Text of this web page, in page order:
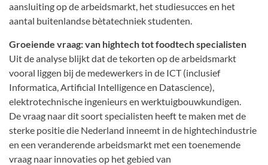
aansluiting op de arbeidsmarkt, het studiesucces en het
aantal buitenlandse bètatechniek studenten.
Groeiende vraag: van hightech tot foodtech specialisten
Uit de analyse blijkt dat de tekorten op de arbeidsmarkt
vooral liggen bij de medewerkers in de ICT (inclusief
Informatica, Artificial Intelligence en Datascience),
elektrotechnische ingenieurs en werktuigbouwkundigen.
De vraag naar dit soort specialisten heeft te maken met de
sterke positie die Nederland inneemt in de hightechindustrie
en een veranderende arbeidsmarkt met een toenemende
vraag naar innovaties op het gebied van